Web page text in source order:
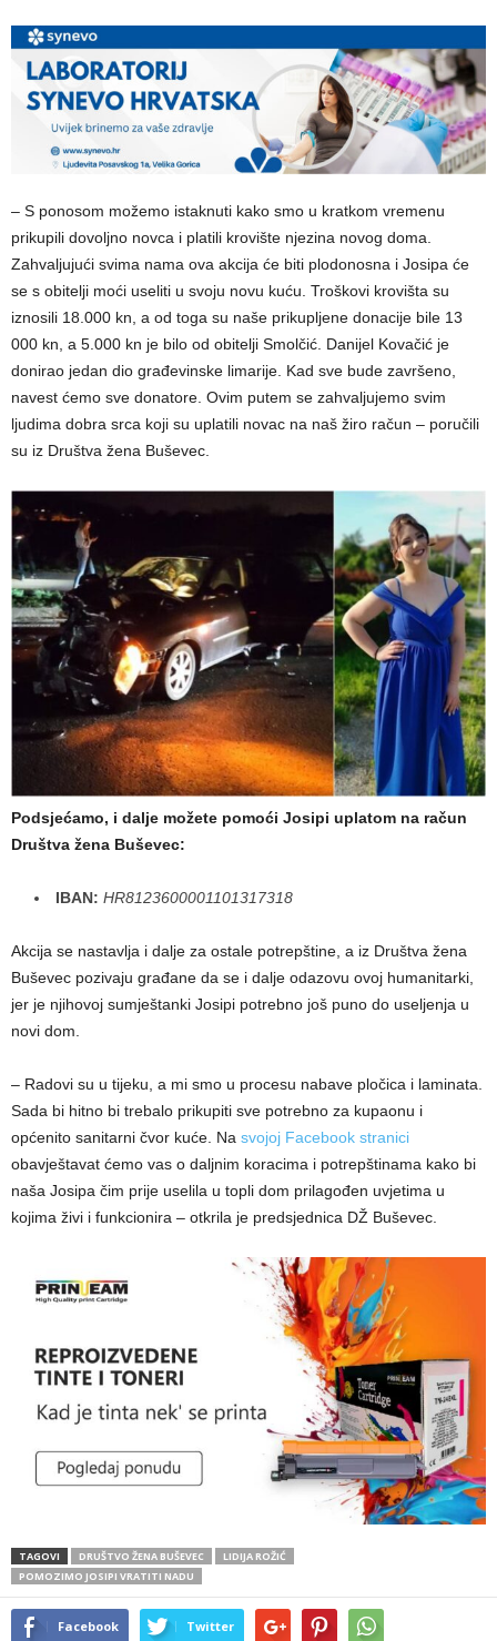
– S ponosom možemo istaknuti kako smo u kratkom vremenu
prikupili dovoljno novca i platili krovište njezina novog doma.
Zahvaljujući svima nama ova akcija će biti plodonosna i Josipa će
se s obitelji moći useliti u svoju novu kuću. Troškovi krovišta su
iznosili 18.000 kn, a od toga su naše prikupljene donacije bile 13
000 kn, a 5.000 kn je bilo od obitelji Smolčić. Danijel Kovačić je
donirao jedan dio građevinske limarije. Kad sve bude završeno,
navest ćemo sve donatore. Ovim putem se zahvaljujemo svim
ljudima dobra srca koji su uplatili novac na naš žiro račun – poručili
su iz Društva žena Buševec.
Podsjećamo, i dalje možete pomoći Josipi uplatom na račun
Društva žena Buševec:
IBAN: HR8123600001101317318
Akcija se nastavlja i dalje za ostale potrepštine, a iz Društva žena
Buševec pozivaju građane da se i dalje odazovu ovoj humanitarki,
jer je njihovoj sumještanki Josipi potrebno još puno do useljenja u
novi dom.
– Radovi su u tijeku, a mi smo u procesu nabave pločica i laminata.
Sada bi hitno bi trebalo prikupiti sve potrebno za kupaonu i
općenito sanitarni čvor kuće. Na svojoj Facebook stranici
obavještavat ćemo vas o daljnim koracima i potrepštinama kako bi
naša Josipa čim prije uselila u topli dom prilagođen uvjetima u
kojima živi i funkcionira – otkrila je predsjednica DŽ Buševec.
TAGOVI DRUŠTVO ŽENA BUŠEVEC
LIDIJA ROŽIĆ
POMOZIMO JOSIPI VRATITI NADU
Facebook Twitter